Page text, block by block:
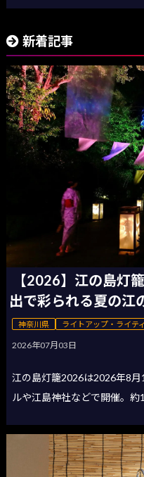
新着記事
【2026】江の島
出で彩られる夏の江
神奈川県 ライトアップ・ライテ
2026年07月03日
江の島灯籠2026は2026年8
ルや江島神社などで開催。約